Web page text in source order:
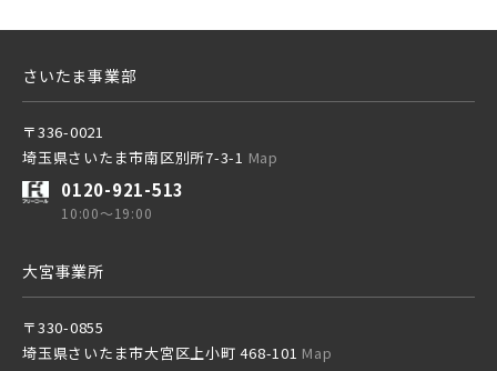
さいたま事業部
〒336-0021
埼玉県さいたま市南区別所7-3-1 Map
0120-921-513
10:00～19:00
大宮事業所
〒330-0855
埼玉県さいたま市大宮区上小町 468-101 Map